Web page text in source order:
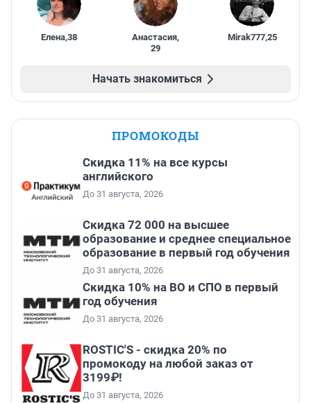
Елена,38 Анастасия,
29
Mirak777,25
Начать знакомиться
ПРОМОКОДЫ
Скидка 11% на все курсы
английского
До 31 августа, 2026
Скидка 72 000 на высшее
образование и среднее специальное
образование в первый год обучения
До 31 августа, 2026
Скидка 10% на ВО и СПО в первый
год обучения
До 31 августа, 2026
ROSTIC'S - скидка 20% по
промокоду на любой заказ от
3199₽!
До 31 августа, 2026